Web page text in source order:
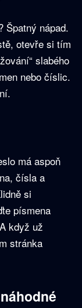
Špatný nápad.
otevře si tím
slabého
nebo číslic.
má aspoň
čísla a
si
písmena
když už
stránka